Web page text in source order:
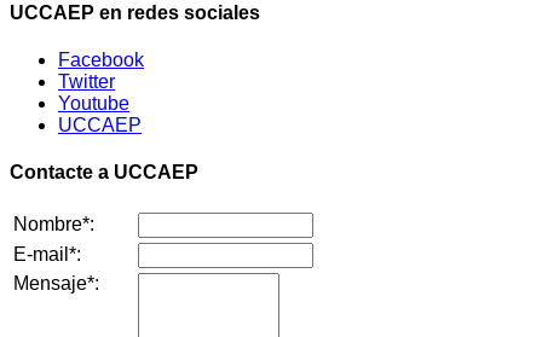
UCCAEP en redes sociales
Facebook
Twitter
Youtube
UCCAEP
Contacte a UCCAEP
Nombre*:
E-mail*:
Mensaje*: